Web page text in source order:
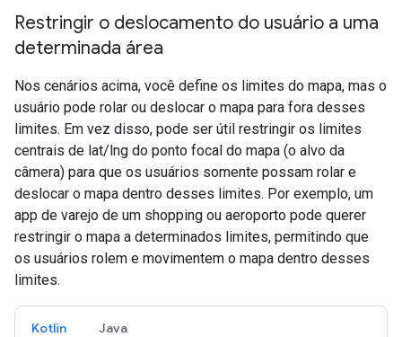
Restringir o deslocamento do usuário a uma
determinada área
Nos cenários acima, você define os limites do mapa, mas o
usuário pode rolar ou deslocar o mapa para fora desses
limites. Em vez disso, pode ser útil restringir os limites
centrais de lat/lng do ponto focal do mapa (o alvo da
câmera) para que os usuários somente possam rolar e
deslocar o mapa dentro desses limites. Por exemplo, um
app de varejo de um shopping ou aeroporto pode querer
restringir o mapa a determinados limites, permitindo que
os usuários rolem e movimentem o mapa dentro desses
limites.
Kotlin Java